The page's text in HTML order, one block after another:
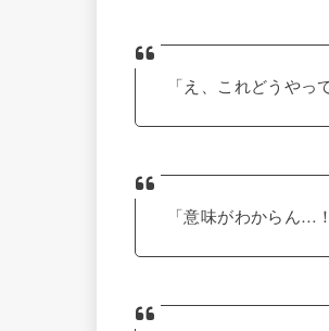
「え、これどうやっ
「意味がわからん…